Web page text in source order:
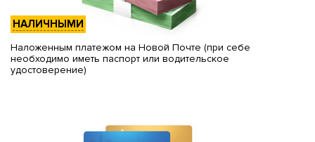
НАЛИЧНЫМИ
Наложенным платежом на Новой Почте (при себе
необходимо иметь паспорт или водительское
удостоверение)